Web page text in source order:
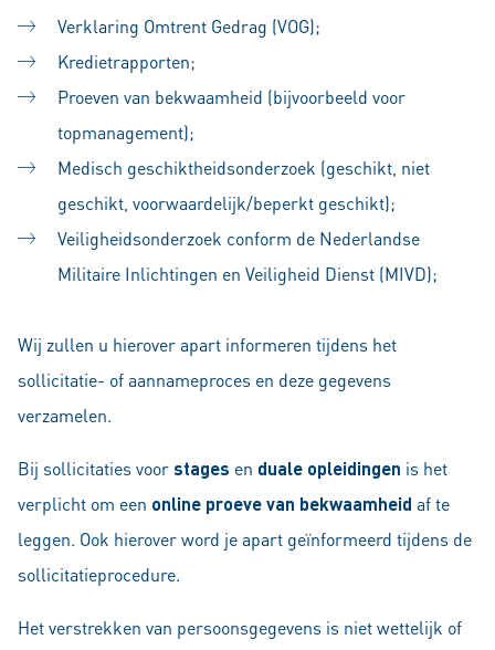
Verklaring Omtrent Gedrag (VOG);
Kredietrapporten;
Proeven van bekwaamheid (bijvoorbeeld voor
topmanagement);
Medisch geschiktheidsonderzoek (geschikt, niet
geschikt, voorwaardelijk/beperkt geschikt);
Veiligheidsonderzoek conform de Nederlandse
Militaire Inlichtingen en Veiligheid Dienst (MIVD);
Wij zullen u hierover apart informeren tijdens het
sollicitatie- of aannameproces en deze gegevens
verzamelen.
Bij sollicitaties voorstages en duale opleidingen is het
verplicht om een online proeve van bekwaamheid af te
leggen. Ook hierover word je apart geïnformeerd tijdens de
sollicitatieprocedure.
Het verstrekken van persoonsgegevens is niet wettelijk of